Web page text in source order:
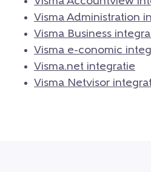
Visma Administration
Visma Business
Visma e-conomic
Visma.net integratie
Visma Netvisor